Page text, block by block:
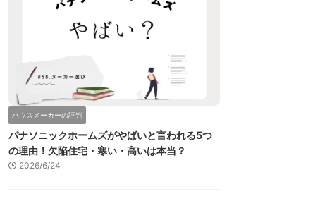
ハウスメーカーの評判
パナソニックホームズがやばいと言われる5つ
の理由！欠陥住宅・寒い・高いは本当？
2026/6/24